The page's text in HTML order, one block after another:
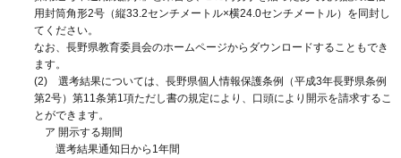
用封筒角形2号（縦33.2センチメートル×横24.0センチメートル）を同封し
てください。
なお、長野県教育委員会のホームページからダウンロードすることもでき
ます。
(2) 選考結果については、長野県個人情報保護条例（平成3年長野県条例
第2号）第11条第1項ただし書の規定により、口頭により開示を請求するこ
とができます。
ア 開示する期間
選考結果通知日から1年間